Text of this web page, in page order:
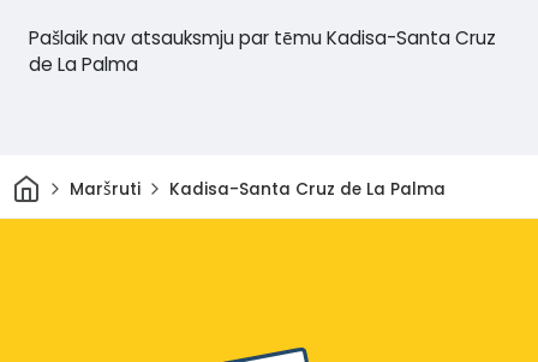
Pašlaik nav atsauksmju par tēmu Kadisa-Santa Cruz
de La Palma
Sākums
Maršruti Kadisa-Santa Cruz de La Palma